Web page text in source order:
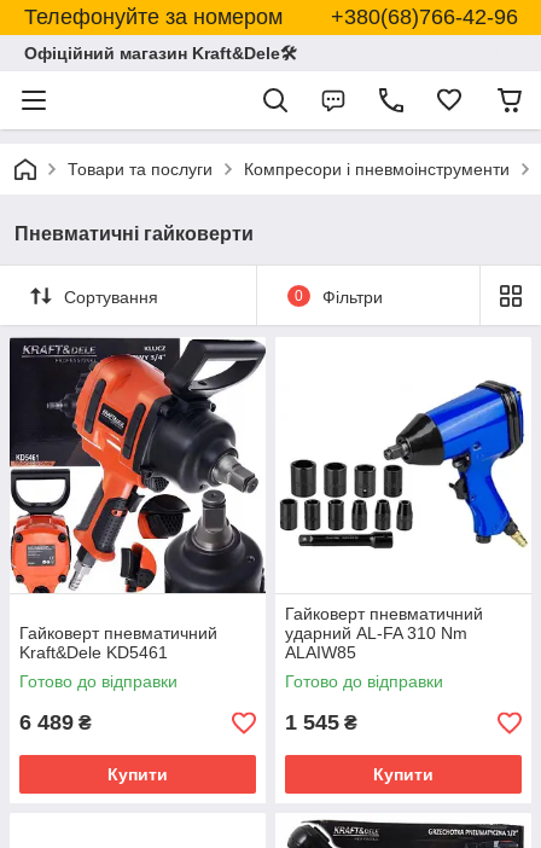
Телефонуйте за номером +380(68)766-42-96
Офіційний магазин Kraft&Dele🛠
Товари та послуги Компресори і пневмоінструменти
Пневматичні гайковерти
Сортування 0 Фільтри
Гайковерт пневматичний
Kraft&Dele KD5461
Готово до відправки
6 489 ₴
Купити
Гайковерт пневматичний
ударний AL-FA 310 Nm
ALAIW85
Готово до відправки
1 545 ₴
Купити